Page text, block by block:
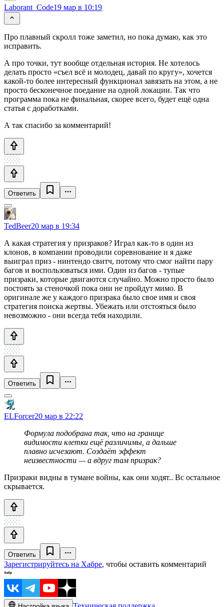
Laborant_Code19 мар в 10:19
Про плавный скролл тоже заметил, но пока думаю, как это
исправить.
А про точки, тут вообще отдельная история. Не хотелось
делать просто «съел всё и молодец, давай по кругу», хочется
какой-то более интересный функционал завязать на этом, а не
просто бесконечное поедание на одной локации. Так что
программа пока не финальная, скорее всего, будет ещё одна
статья с доработками.
А так спасибо за комментарий!
Ответить
TedBeer20 мар в 19:34
А какая стратегия у призраков? Играл как-то в один из
клонов, в компании проводили соревнование и я даже
выиграл приз - нинтендо свитч, потому что смог найти пару
багов и воспользоваться ими. Один из багов - тупые
призраки, которые двигаются случайно. Можно просто было
постоять за стеночкой пока они не пройдут мимо. В
оригинале же у каждого призрака было свое имя и своя
стратегия поиска жертвы. Убежать или отстояться было
невозможно - они всегда тебя находили.
Ответить
ELForcer20 мар в 22:22
Формула подобрана так, что на границе
видимости клетки ещё различимы, а дальше
плавно исчезают. Создаёт эффект
неизвестности — а вдруг там призрак?
Призраки видны в тумане войны, как они ходят.. Вс остальное
скрывается.
Ответить
Зарегистрируйтесь на Хабре, чтобы оставить комментарий